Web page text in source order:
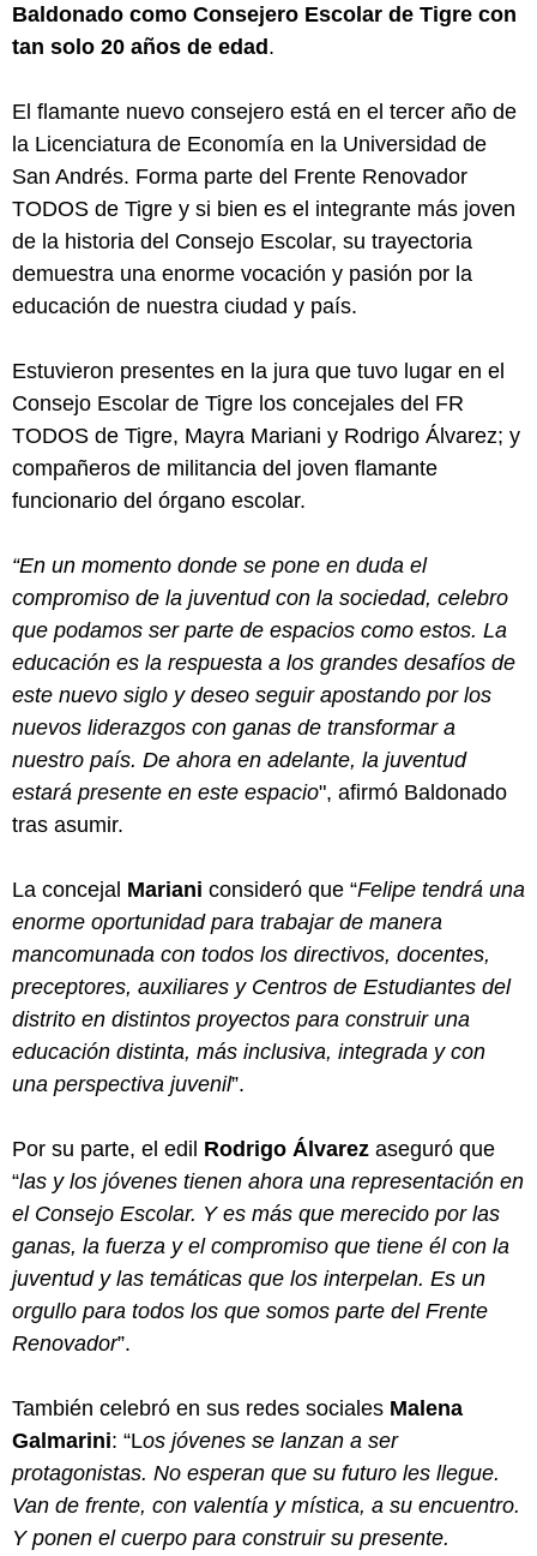
Baldonado como Consejero Escolar de Tigre con
tan solo 20 años de edad.
El flamante nuevo consejero está en el tercer año de
la Licenciatura de Economía en la Universidad de
San Andrés. Forma parte del Frente Renovador
TODOS de Tigre y si bien es el integrante más joven
de la historia del Consejo Escolar, su trayectoria
demuestra una enorme vocación y pasión por la
educación de nuestra ciudad y país.
Estuvieron presentes en la jura que tuvo lugar en el
Consejo Escolar de Tigre los concejales del FR
TODOS de Tigre, Mayra Mariani y Rodrigo Álvarez; y
compañeros de militancia del joven flamante
funcionario del órgano escolar.
“En un momento donde se pone en duda el
compromiso de la juventud con la sociedad, celebro
que podamos ser parte de espacios como estos. La
educación es la respuesta a los grandes desafíos de
este nuevo siglo y deseo seguir apostando por los
nuevos liderazgos con ganas de transformar a
nuestro país. De ahora en adelante, la juventud
estará presente en este espacio", afirmó Baldonado
tras asumir.
La concejal Mariani consideró que “Felipe tendrá una
enorme oportunidad para trabajar de manera
mancomunada con todos los directivos, docentes,
preceptores, auxiliares y Centros de Estudiantes del
distrito en distintos proyectos para construir una
educación distinta, más inclusiva, integrada y con
una perspectiva juvenil”.
Por su parte, el edil Rodrigo Álvarez aseguró que
“las y los jóvenes tienen ahora una representación en
el Consejo Escolar. Y es más que merecido por las
ganas, la fuerza y el compromiso que tiene él con la
juventud y las temáticas que los interpelan. Es un
orgullo para todos los que somos parte del Frente
Renovador”.
También celebró en sus redes sociales Malena
Galmarini: “Los jóvenes se lanzan a ser
protagonistas. No esperan que su futuro les llegue.
Van de frente, con valentía y mística, a su encuentro.
Y ponen el cuerpo para construir su presente.